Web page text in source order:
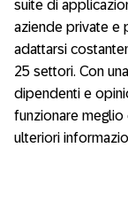
suite di
aziende private e
adattarsi
25 settori. Con
dipendenti e
funzionare
ulteriori